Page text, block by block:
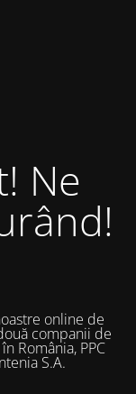
Ne
online de
companii de
România, PPC
S.A.